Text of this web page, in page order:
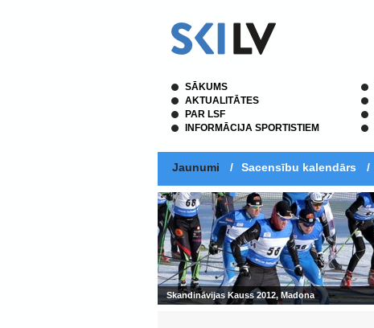
SĀKUMS
AKTUALITĀTES
PAR LSF
INFORMĀCIJA SPORTISTIEM
Jaunumi / Sacensību kalendārs /
Skandināvijas Kauss 2012, Madona